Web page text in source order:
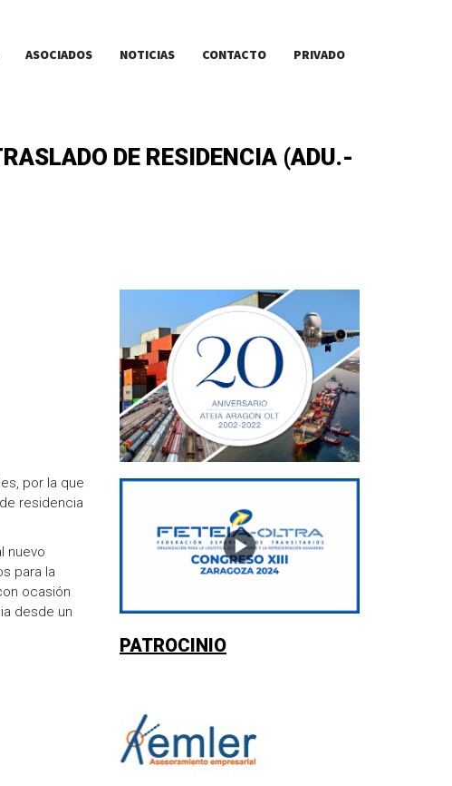
ASOCIADOS NOTICIAS CONTACTO PRIVADO
DE RESIDENCIA (ADU.-
por la que
residencia
nuevo
para la
ocasión
desde un
PATROCINIO